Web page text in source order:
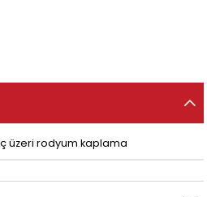
üzeri rodyum kaplama